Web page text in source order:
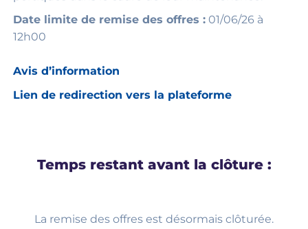
Date limite de remise des offres :01/06/26 à
12h00
Avis d’information
Lien de redirection vers la plateforme
Temps restant avant la clôture :
La remise des offres est désormais clôturée.